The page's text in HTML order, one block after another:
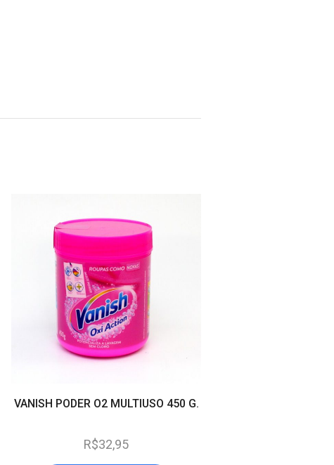
VANISH PODER O2 MULTIUSO 450 G.
R$32,95